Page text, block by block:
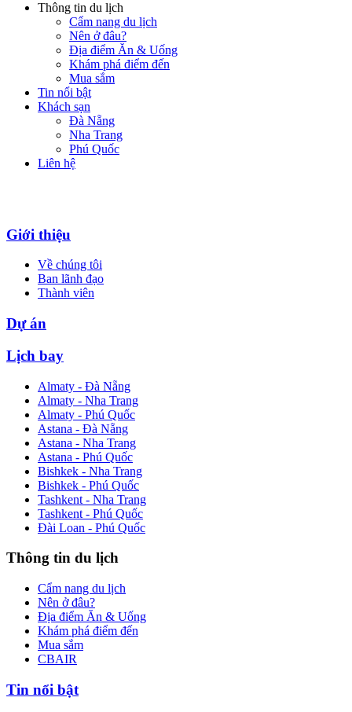
Thông tin du lịch
Cẩm nang du lịch
Nên ở đâu?
Địa điểm Ăn & Uống
Khám phá điểm đến
Mua sắm
Tin nổi bật
Khách sạn
Đà Nẵng
Nha Trang
Phú Quốc
Liên hệ
Giới thiệu
Về chúng tôi
Ban lãnh đạo
Thành viên
Dự án
Lịch bay
Almaty - Đà Nẵng
Almaty - Nha Trang
Almaty - Phú Quốc
Astana - Đà Nẵng
Astana - Nha Trang
Astana - Phú Quốc
Bishkek - Nha Trang
Bishkek - Phú Quốc
Tashkent - Nha Trang
Tashkent - Phú Quốc
Đài Loan - Phú Quốc
Thông tin du lịch
Cẩm nang du lịch
Nên ở đâu?
Địa điểm Ăn & Uống
Khám phá điểm đến
Mua sắm
CBAIR
Tin nổi bật